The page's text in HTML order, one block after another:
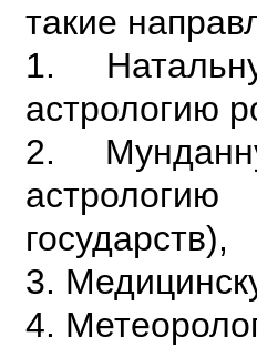
такие
1.
астрологию
2.
государств),
3.
4.